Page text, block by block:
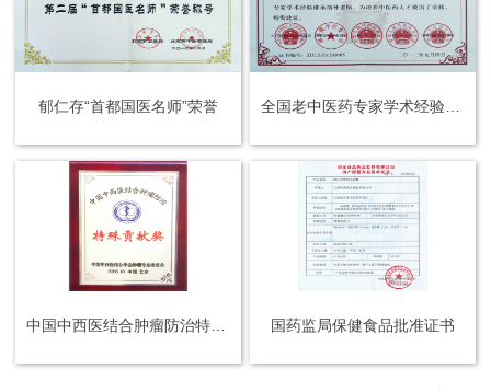
郁仁存“首都国医名师”荣誉
国药监局保健食品批准证书